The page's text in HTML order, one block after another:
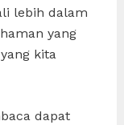
lebih dalam
yang
kita
dapat